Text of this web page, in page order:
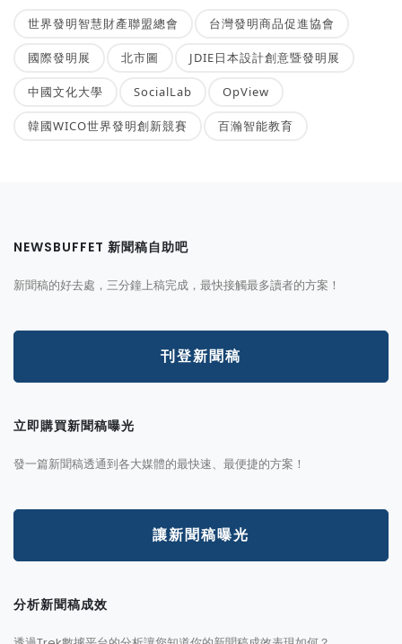
世界發明智慧財產聯盟總會 台灣發明商品促進協會
國際發明展 北市圖 JDIE日本設計創意暨發明展
中國文化大學 SocialLab OpView
韓國WICO世界發明創新競賽 百瀚智能教育
NEWSBUFFET 新聞稿自助吧
新聞稿的好去處，三分鐘上稿完成，最快接觸最多讀者的方案！
刊登新聞稿
立即購買新聞稿曝光
發一篇新聞稿透通到各大媒體的最快速、最便捷的方案！
讓新聞稿曝光
分析新聞稿成效